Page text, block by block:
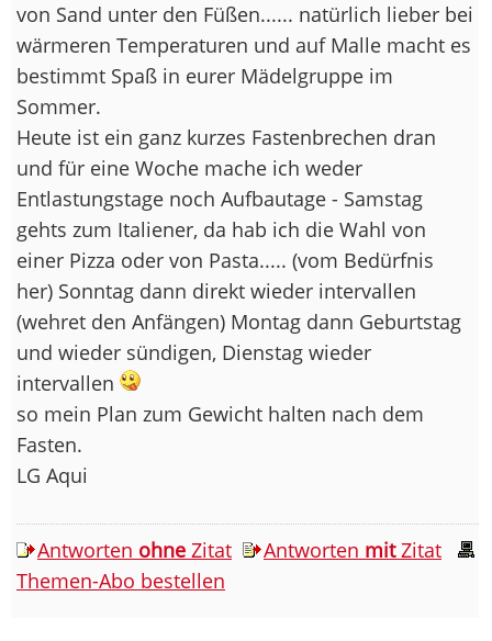
von Sand unter den Füßen...... natürlich lieber bei
wärmeren Temperaturen und auf Malle macht es
bestimmt Spaß in eurer Mädelgruppe im
Sommer.
Heute ist ein ganz kurzes Fastenbrechen dran
und für eine Woche mache ich weder
Entlastungstage noch Aufbautage - Samstag
gehts zum Italiener, da hab ich die Wahl von
einer Pizza oder von Pasta..... (vom Bedürfnis
her) Sonntag dann direkt wieder intervallen
(wehret den Anfängen) Montag dann Geburtstag
und wieder sündigen, Dienstag wieder
intervallen
so mein Plan zum Gewicht halten nach dem
Fasten.
LG Aqui
Antworten ohne Zitat Antworten mitZitat
Themen-Abo bestellen